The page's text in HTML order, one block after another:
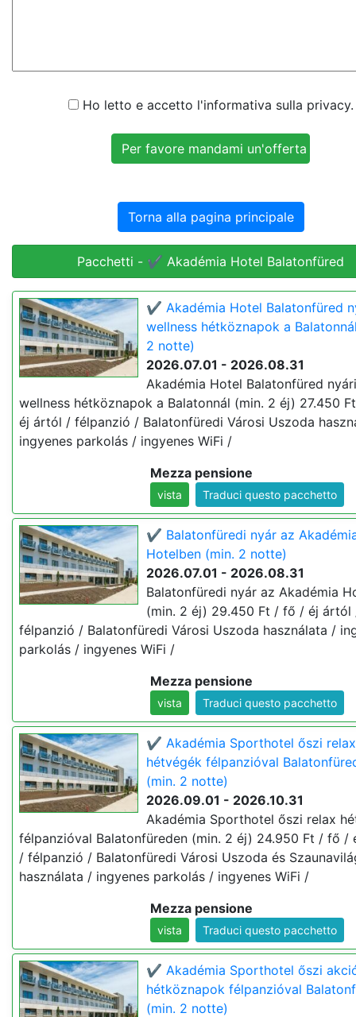
Ho letto e accetto l'informativa sulla privacy.
Torna alla pagina principale
Pacchetti - ✔️ Akadémia Hotel Balatonfüred
✔️ Akadémia Hotel Balatonfüred
wellness hétköznapok a
2 notte)
2026.07.01 - 2026.08.31
Akadémia Hotel Balatonfüred nyári
wellness hétköznapok a Balatonnál (min. 2 éj) 27.450
éj ártól / félpanzió / Balatonfüredi Városi Uszoda
ingyenes parkolás / ingyenes WiFi /
Mezza pensione
vista Traduci questo pacchetto
✔️ Balatonfüredi nyár az
Hotelben (min. 2 notte)
2026.07.01 - 2026.08.31
Balatonfüredi nyár az Akadémia
(min. 2 éj) 29.450 Ft / fő / éj ártól
félpanzió / Balatonfüredi Városi Uszoda használata /
parkolás / ingyenes WiFi /
Mezza pensione
vista Traduci questo pacchetto
✔️ Akadémia Sporthotel őszi relax
hétvégék félpanzióval
(min. 2 notte)
2026.09.01 - 2026.10.31
Akadémia Sporthotel őszi relax
félpanzióval Balatonfüreden (min. 2 éj) 24.950 Ft / fő /
/ félpanzió / Balatonfüredi Városi Uszoda és
használata / ingyenes parkolás / ingyenes WiFi /
Mezza pensione
vista Traduci questo pacchetto
✔️ Akadémia Sporthotel őszi
hétköznapok félpanzióval
(min. 2 notte)